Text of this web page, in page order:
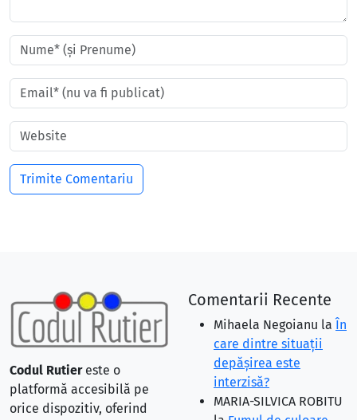
Codul Rutiereste o
platformă accesibilă pe
orice dispozitiv, oferind
Comentarii Recente
Mihaela Negoianu la În
care dintre situaţii
depăşirea este
interzisă?
MARIA-SILVICA ROBITU